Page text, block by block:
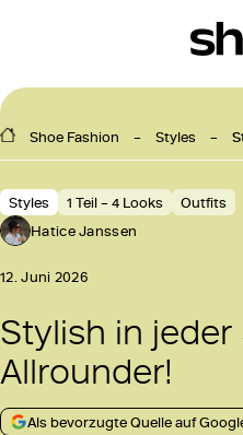
Shoe Fashion Styles
Styles 1 Teil – 4 Looks
Outfits
Hatice Janssen
12. Juni 2026
Stylish in
Allrounder!
Als bevorzugte Quelle auf